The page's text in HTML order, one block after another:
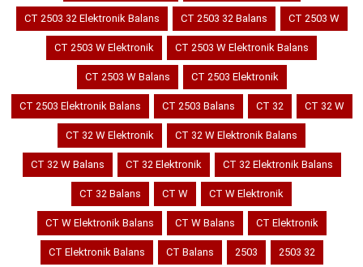
CT 2503 32 Elektronik Balans CT 2503 32 Balans CT 2503 W
CT 2503 W Elektronik CT 2503 W Elektronik Balans
CT 2503 W Balans CT 2503 Elektronik
CT 2503 Elektronik Balans CT 2503 Balans CT 32 CT 32 W
CT 32 W Elektronik CT 32 W Elektronik Balans
CT 32 W Balans CT 32 Elektronik CT 32 Elektronik Balans
CT 32 Balans CT W CT W Elektronik
CT W Elektronik Balans CT W Balans CT Elektronik
CT Elektronik Balans CT Balans 2503 2503 32